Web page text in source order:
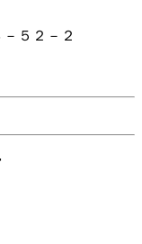
５２－２